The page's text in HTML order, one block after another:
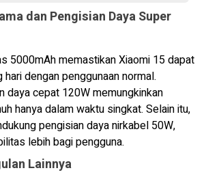
dan Pengisian Daya Super
5000mAh memastikan Xiaomi 15 dapat
dengan penggunaan normal.
daya cepat 120W memungkinkan
hanya dalam waktu singkat. Selain itu,
pengisian daya nirkabel 50W,
lebih bagi pengguna.
Lainnya